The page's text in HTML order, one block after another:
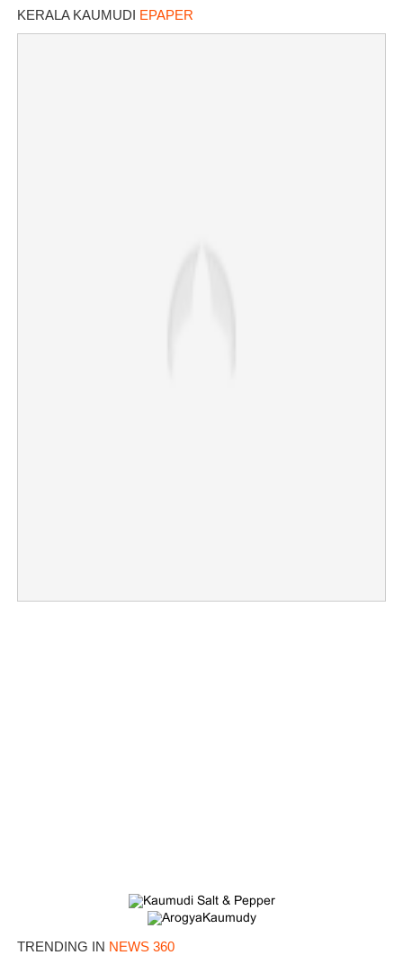
KERALA KAUMUDI EPAPER
TRENDING IN NEWS 360